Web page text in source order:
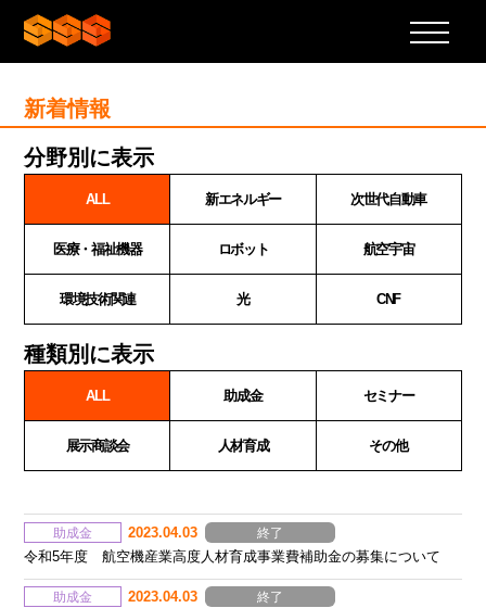
新着情報
分野別に表示
ALL 新エネルギー 次世代自動車
医療・福祉機器 ロボット 航空宇宙
環境技術関連 光 CNF
種類別に表示
ALL 助成金 セミナー
展示商談会 人材育成 その他
助成金 2023.04.03 終了
令和5年度 航空機産業高度人材育成事業費補助金の募集について
助成金 2023.04.03 終了